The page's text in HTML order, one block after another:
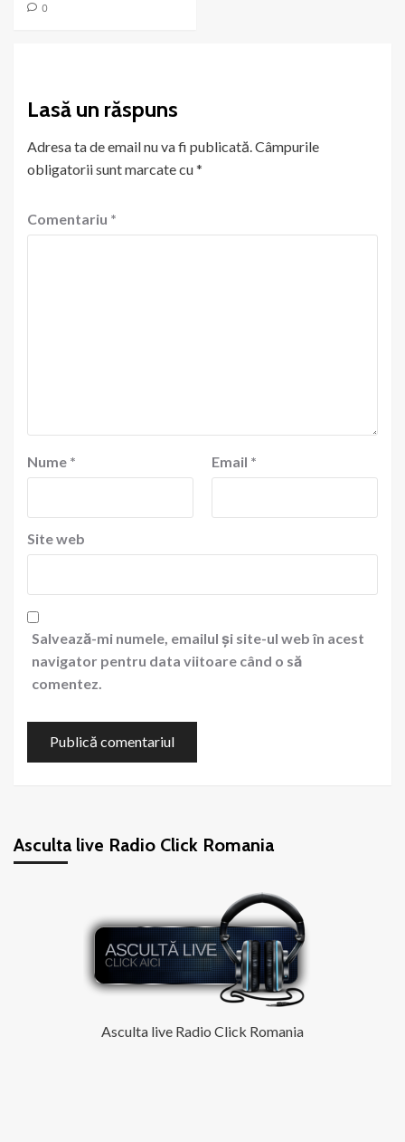
0
Lasă un răspuns
Adresa ta de email nu va fi publicată. Câmpurile
obligatorii sunt marcate cu*
Comentariu *
Nume * Email *
Site web
Salvează-mi numele, emailul și site-ul web în acest
navigator pentru data viitoare când o să
comentez.
Asculta live Radio Click Romania
Asculta live Radio Click Romania